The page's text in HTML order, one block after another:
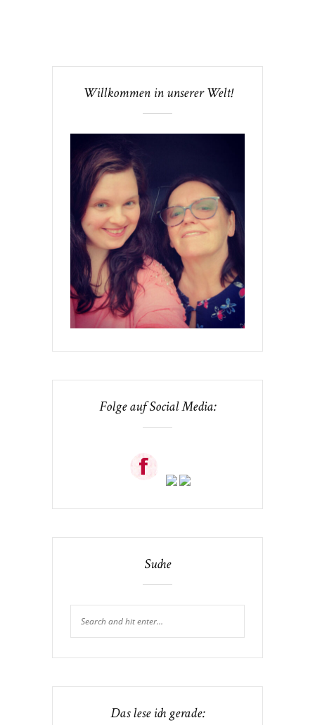
Willkommen in unserer Welt!
Folge auf Social Media:
Suche
Das lese ich gerade: